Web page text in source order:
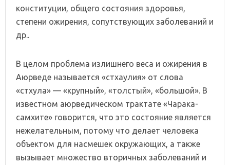
конституции, общего состояния здоровья,
степени ожирения, сопутствующих заболеваний и
др..
В целом проблема излишнего веса и ожирения в
Аюрведе называется «стхаулия» от слова
«стхула» — «крупный», «толстый», «большой». В
известном аюрведическом трактате «Чарака-
самхите» говорится, что это состояние является
нежелательным, потому что делает человека
объектом для насмешек окружающих, а также
вызывает множество вторичных заболеваний и